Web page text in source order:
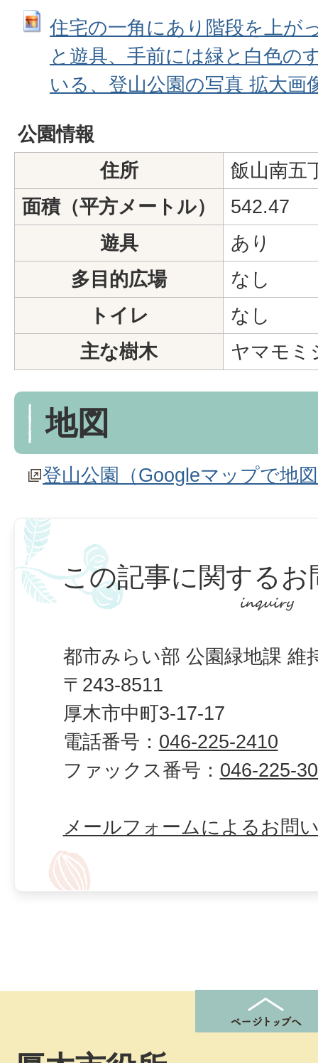
住宅の一角にあり階段を上が
と遊具、手前には緑と白色の
いる、登山公園の写真 拡大画
公園情報
住所
飯山南五
面積（平方メートル）
542.47
遊具
あり
多目的広場
なし
トイレ
なし
主な樹木
ヤマモミ
地図
登山公園（Googleマップで地
この記事に関するお
都市みらい部 公園緑地課 維
〒243-8511
厚木市中町3-17-17
電話番号： 046-225-2410
ファックス番号： 046-225-
メールフォームによるお問